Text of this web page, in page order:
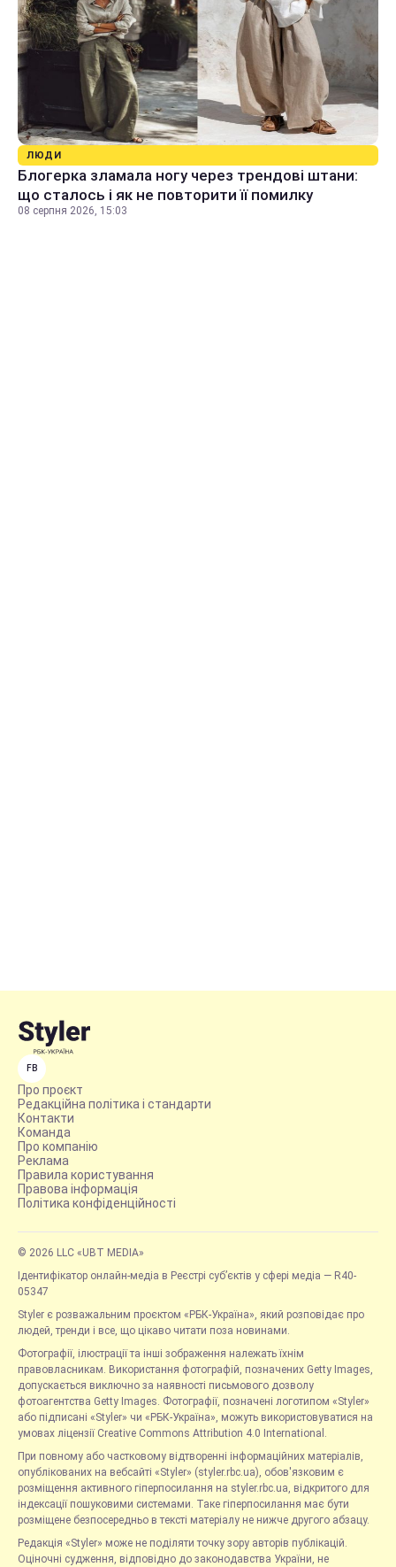
ЛЮДИ
Блогерка зламала ногу через трендові штани:
що сталось і як не повторити її помилку
08 серпня 2026, 15:03
FB
Про проєкт
Редакційна політика і стандарти
Контакти
Команда
Про компанію
Реклама
Правила користування
Правова інформація
Політика конфіденційності
© 2026 LLC «UBT MEDIA»
Ідентифікатор онлайн-медіа в Реєстрі суб’єктів у сфері медіа — R40-
05347
Styler є розважальним проєктом «РБК-Україна», який розповідає про
людей, тренди і все, що цікаво читати поза новинами.
Фотографії, ілюстрації та інші зображення належать їхнім
правовласникам. Використання фотографій, позначених Getty Images,
допускається виключно за наявності письмового дозволу
фотоагентства Getty Images. Фотографії, позначені логотипом «Styler»
або підписані «Styler» чи «РБК-Україна», можуть використовуватися на
умовах ліцензії Creative Commons Attribution 4.0 International.
При повному або частковому відтворенні інформаційних матеріалів,
опублікованих на вебсайті «Styler» (styler.rbc.ua), обов'язковим є
розміщення активного гіперпосилання на styler.rbc.ua, відкритого для
індексації пошуковими системами. Таке гіперпосилання має бути
розміщене безпосередньо в тексті матеріалу не нижче другого абзацу.
Редакція «Styler» може не поділяти точку зору авторів публікацій.
Оціночні судження, відповідно до законодавства України, не